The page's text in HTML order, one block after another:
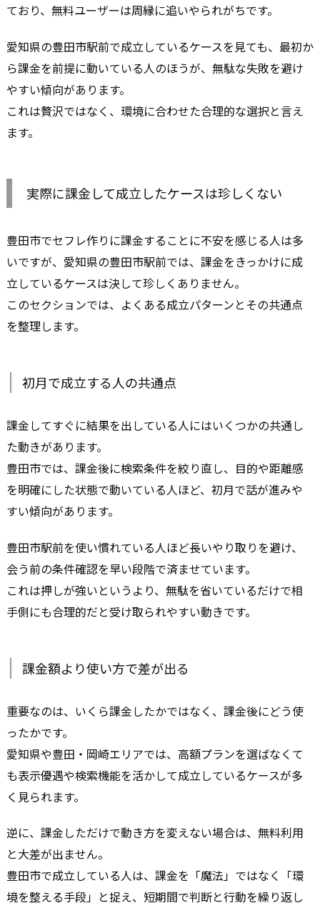
ており、無料ユーザーは周縁に追いやられがちです。
愛知県の豊田市駅前で成立しているケースを見ても、最初か
ら課金を前提に動いている人のほうが、無駄な失敗を避け
やすい傾向があります。
これは贅沢ではなく、環境に合わせた合理的な選択と言え
ます。
実際に課金して成立したケースは珍しくない
豊田市でセフレ作りに課金することに不安を感じる人は多
いですが、愛知県の豊田市駅前では、課金をきっかけに成
立しているケースは決して珍しくありません。
このセクションでは、よくある成立パターンとその共通点
を整理します。
初月で成立する人の共通点
課金してすぐに結果を出している人にはいくつかの共通し
た動きがあります。
豊田市では、課金後に検索条件を絞り直し、目的や距離感
を明確にした状態で動いている人ほど、初月で話が進みや
すい傾向があります。
豊田市駅前を使い慣れている人ほど長いやり取りを避け、
会う前の条件確認を早い段階で済ませています。
これは押しが強いというより、無駄を省いているだけで相
手側にも合理的だと受け取られやすい動きです。
課金額より使い方で差が出る
重要なのは、いくら課金したかではなく、課金後にどう使
ったかです。
愛知県や豊田・岡崎エリアでは、高額プランを選ばなくて
も表示優遇や検索機能を活かして成立しているケースが多
く見られます。
逆に、課金しただけで動き方を変えない場合は、無料利用
と大差が出ません。
豊田市で成立している人は、課金を「魔法」ではなく「環
境を整える手段」と捉え、短期間で判断と行動を繰り返し